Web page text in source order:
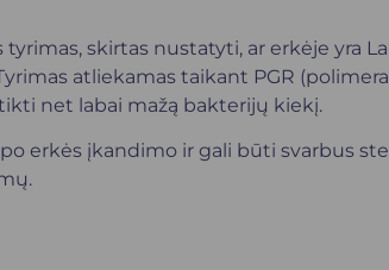
skirtas nustatyti, ar erkėje yra
atliekamas taikant PGR
net labai mažą bakterijų kiekį.
erkės įkandimo ir gali būti svarbus